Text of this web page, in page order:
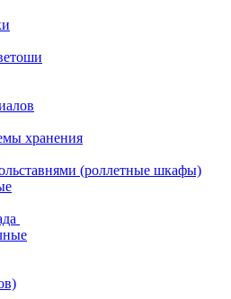
хранения
(роллетные шкафы)